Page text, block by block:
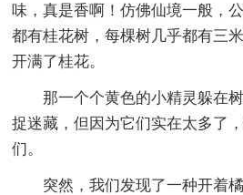
味，真是香啊！仿佛仙境一般，
都有桂花树，每棵树几乎都有三
开满了桂花。
那一个个黄色的小精灵躲在
捉迷藏，但因为它们实在太多了
们。
突然，我们发现了一种开着